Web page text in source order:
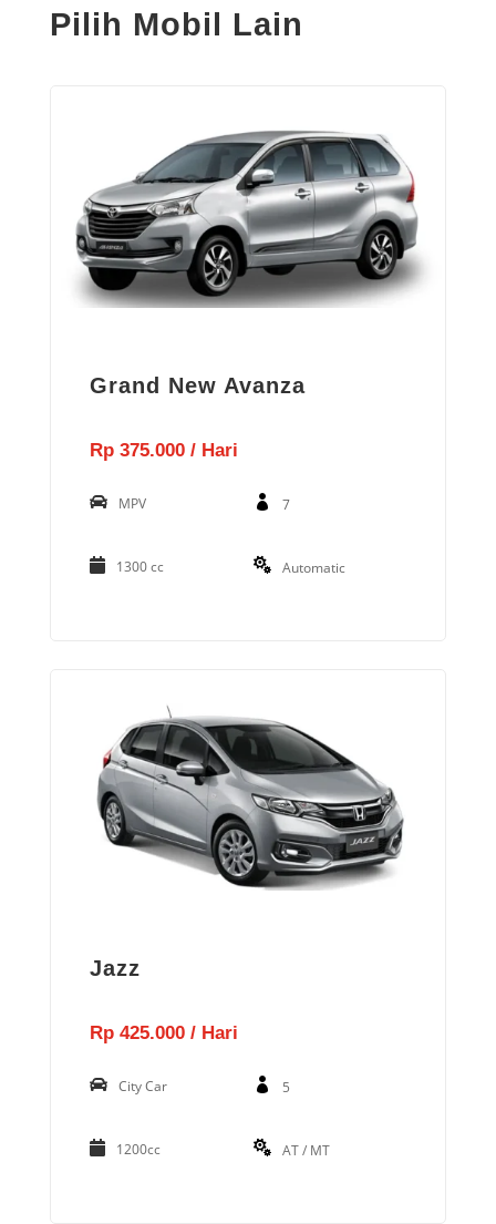
Pilih Mobil Lain
Grand New Avanza
Rp 375.000 / Hari
MPV 7
1300 cc Automatic
Jazz
Rp 425.000 / Hari
City Car 5
1200cc AT / MT